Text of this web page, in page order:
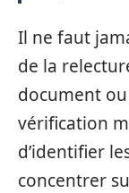
Il ne faut
de la
document
vérification
d’identifier
concentrer